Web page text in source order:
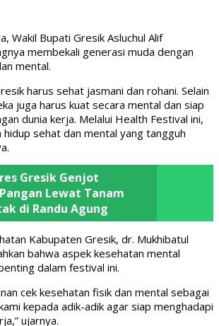
Wakil Bupati Gresik Asluchul Alif
membekali generasi muda dengan
mental.
harus sehat jasmani dan rohani. Selain
juga harus kuat secara mental dan siap
dunia kerja. Melalui Health Festival ini,
hidup sehat dan mental yang tangguh
Gresik Genjot
Lewat Tanam
di Randu Agung
Kabupaten Gresik, dr. Mukhibatul
bahwa aspek kesehatan mental
dalam festival ini.
cek kesehatan fisik dan mental sebagai
kepada adik-adik agar siap menghadapi
ujarnya.